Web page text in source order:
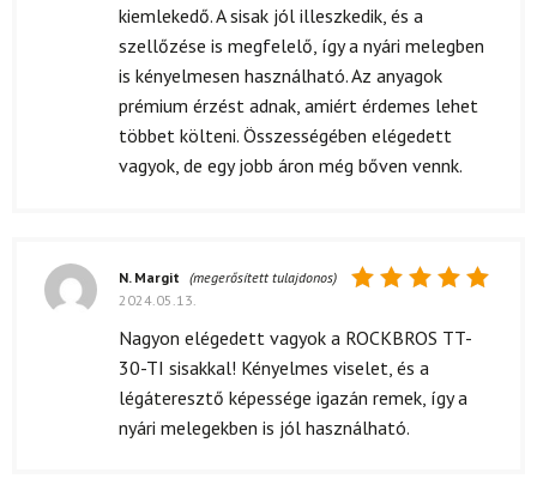
kiemlekedő. A sisak jól illeszkedik, és a
szellőzése is megfelelő, így a nyári melegben
is kényelmesen használható. Az anyagok
prémium érzést adnak, amiért érdemes lehet
többet költeni. Összességében elégedett
vagyok, de egy jobb áron még bőven vennk.
5/ 5
N. Margit (megerősített tulajdonos)
2024.05.13.
Nagyon elégedett vagyok a ROCKBROS TT-
30-TI sisakkal! Kényelmes viselet, és a
légáteresztő képessége igazán remek, így a
nyári melegekben is jól használható.